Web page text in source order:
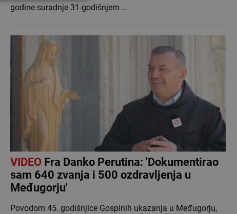
godine suradnje 31-godišnjem …
VIDEOFra Danko Perutina: 'Dokumentirao
sam 640 zvanja i 500 ozdravljenja u
Međugorju'
Povodom 45. godišnjice Gospinih ukazanja u Međugorju,